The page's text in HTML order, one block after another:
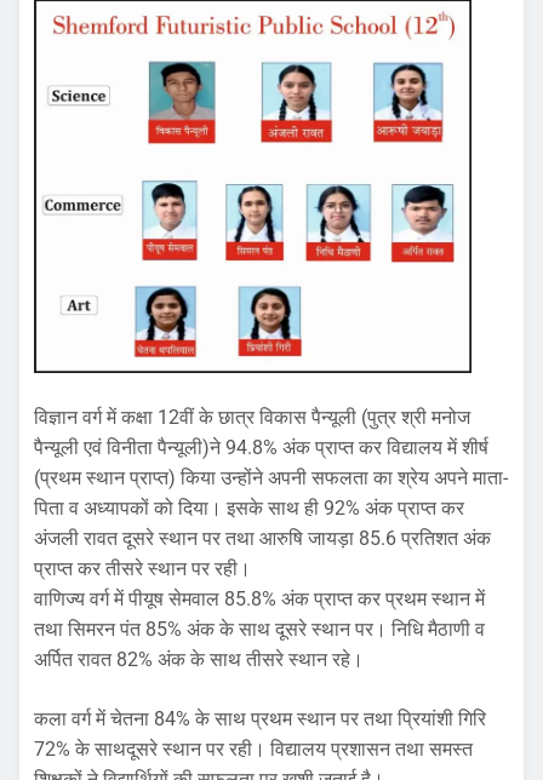
विज्ञान वर्ग में कक्षा 12वीं के छात्र विकास पैन्यूली (पुत्र श्री मनोज
पैन्यूली एवं विनीता पैन्यूली)ने 94.8% अंक प्राप्त कर विद्यालय में शीर्ष
(प्रथम स्थान प्राप्त) किया उन्होंने अपनी सफलता का श्रेय अपने माता-
पिता व अध्यापकों को दिया। इसके साथ ही 92% अंक प्राप्त कर
अंजली रावत दूसरे स्थान पर तथा आरुषि जायड़ा 85.6 प्रतिशत अंक
प्राप्त कर तीसरे स्थान पर रही।
वाणिज्य वर्ग में पीयूष सेमवाल 85.8% अंक प्राप्त कर प्रथम स्थान में
तथा सिमरन पंत 85% अंक के साथ दूसरे स्थान पर। निधि मैठाणी व
अर्पित रावत 82% अंक के साथ तीसरे स्थान रहे।
कला वर्ग में चेतना 84% के साथ प्रथम स्थान पर तथा प्रियांशी गिरि
72% के साथदूसरे स्थान पर रही। विद्यालय प्रशासन तथा समस्त